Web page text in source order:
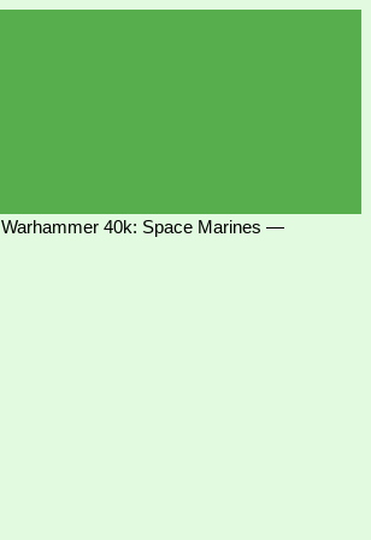
Warhammer 40k: Space Marines —